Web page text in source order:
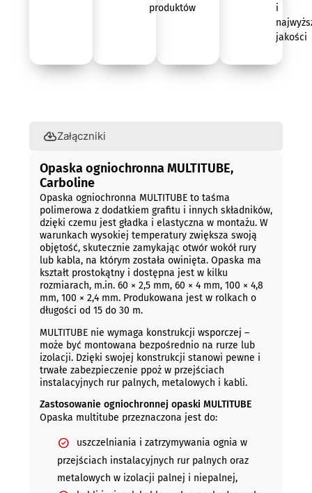
produktów
i
jakości
Załączniki
Opaska ogniochronna MULTITUBE,
Carboline
Opaska ogniochronna MULTITUBE to taśma
polimerowa z dodatkiem grafitu i innych składników,
dzięki czemu jest gładka i elastyczna w montażu. W
warunkach wysokiej temperatury zwiększa swoją
objętość, skutecznie zamykając otwór wokół rury
lub kabla, na którym została owinięta. Opaska ma
kształt prostokątny i dostępna jest w kilku
rozmiarach, m.in. 60 × 2,5 mm, 60 × 4 mm, 100 × 4,8
mm, 100 × 2,4 mm. Produkowana jest w rolkach o
długości od 15 do 30 m.
MULTITUBE nie wymaga konstrukcji wsporczej –
może być montowana bezpośrednio na rurze lub
izolacji. Dzięki swojej konstrukcji stanowi pewne i
trwałe zabezpieczenie ppoż w przejściach
instalacyjnych rur palnych, metalowych i kabli.
Zastosowanie ogniochronnej opaski MULTITUBE
Opaska multitube przeznaczona jest do:
uszczelniania i zatrzymywania ognia w
przejściach instalacyjnych rur palnych oraz
metalowych w izolacji palnej i niepalnej,